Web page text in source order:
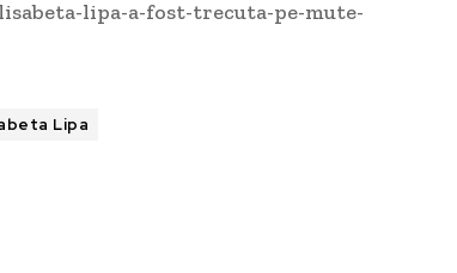
lipa-a-fost-trecuta-pe-mute-
Lipa